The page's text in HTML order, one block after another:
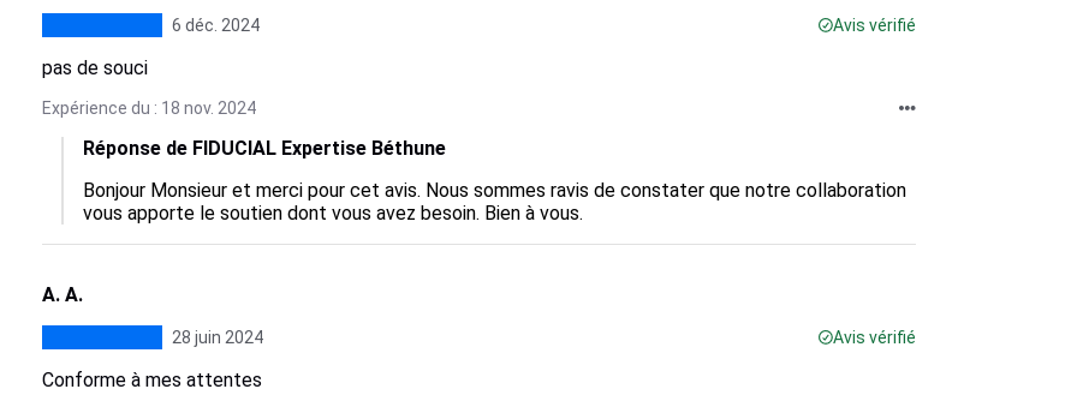
6 déc. 2024 Avis vérifié
pas de souci
Expérience du : 18 nov. 2024
Réponse de FIDUCIAL Expertise Béthune
Bonjour Monsieur et merci pour cet avis. Nous sommes ravis de constater que notre collaboration
vous apporte le soutien dont vous avez besoin. Bien à vous.
A. A.
28 juin 2024 Avis vérifié
Conforme à mes attentes